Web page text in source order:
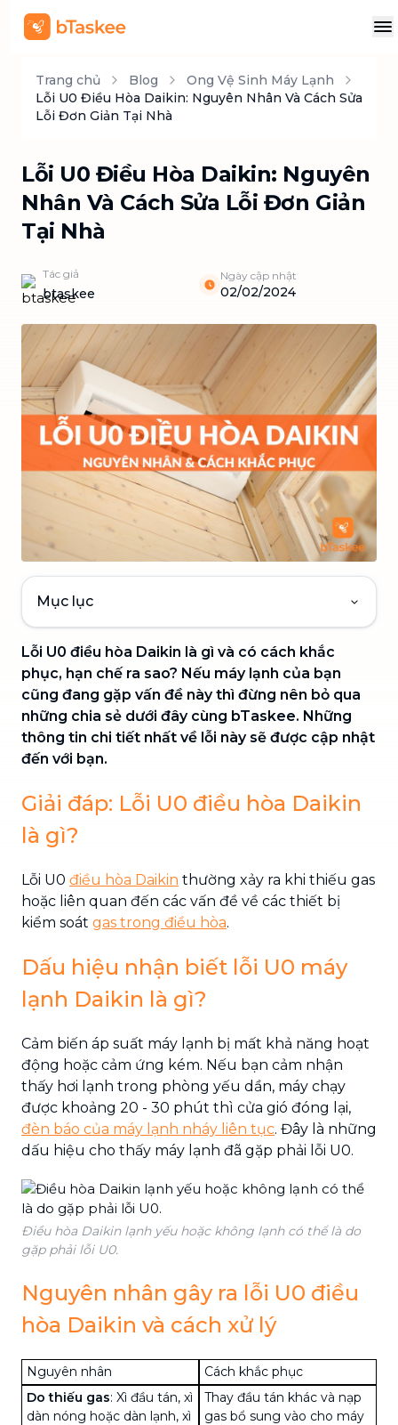
Trang chủ Blog
Ong Vệ Sinh Máy Lạnh
Lỗi U0 Điều Hòa Daikin: Nguyên Nhân Và Cách Sửa
Lỗi Đơn Giản Tại Nhà
Lỗi U0 Điều Hòa Daikin: Nguyên
Nhân Và Cách Sửa Lỗi Đơn Giản
Tại Nhà
Tác giả
btaskee
Ngày cập nhật
02/02/2024
Mục lục
Lỗi U0 điều hòa Daikin là gì và có cách khắc
phục, hạn chế ra sao? Nếu máy lạnh của bạn
cũng đang gặp vấn đề này thì đừng nên bỏ qua
những chia sẻ dưới đây cùng bTaskee. Những
thông tin chi tiết nhất về lỗi này sẽ được cập nhật
đến với bạn.
Giải đáp: Lỗi U0 điều hòa Daikin
là gì?
Lỗi U0 điều hòa Daikin thường xảy ra khi thiếu gas
hoặc liên quan đến các vấn đề về các thiết bị
kiểm soát gas trong điều hòa.
Dấu hiệu nhận biết lỗi U0 máy
lạnh Daikin là gì?
Cảm biến áp suất máy lạnh bị mất khả năng hoạt
động hoặc cảm ứng kém. Nếu bạn cảm nhận
thấy hơi lạnh trong phòng yếu dần, máy chạy
được khoảng 20 - 30 phút thì cửa gió đóng lại,
đèn báo của máy lạnh nháy liên tục. Đây là những
dấu hiệu cho thấy máy lạnh đã gặp phải lỗi U0.
Điều hòa Daikin lạnh yếu hoặc không lạnh có thể là do
gặp phải lỗi U0.
Nguyên nhân gây ra lỗi U0 điều
hòa Daikin và cách xử lý
Nguyên nhân
Cách khắc phục
Do thiếu gas: Xì đầu tán, xì
dàn nóng hoặc dàn lạnh, xì
Thay đầu tán khác và nạp
gas bổ sung vào cho máy